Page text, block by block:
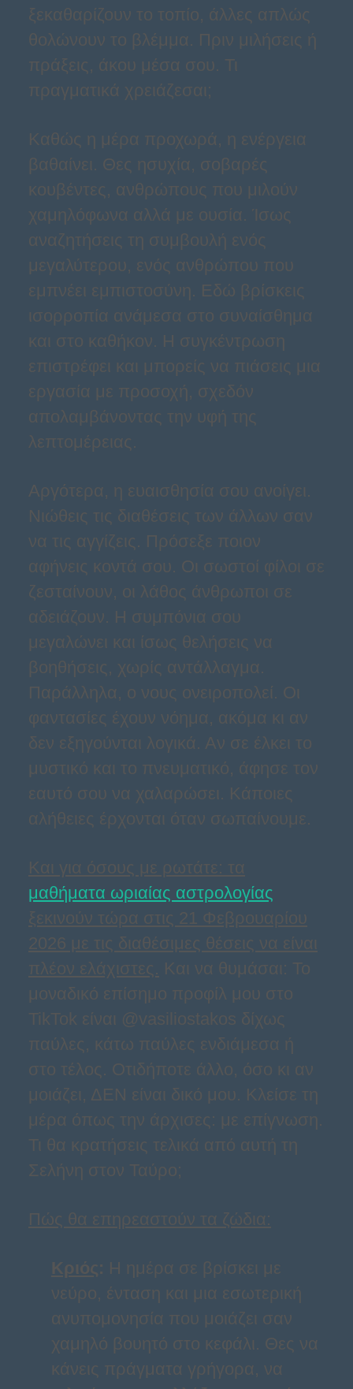
ξεκαθαρίζουν το τοπίο, άλλες απλώς
θολώνουν το βλέμμα. Πριν μιλήσεις ή
πράξεις, άκου μέσα σου. Τι
πραγματικά χρειάζεσαι;
Καθώς η μέρα προχωρά, η ενέργεια
βαθαίνει. Θες ησυχία, σοβαρές
κουβέντες, ανθρώπους που μιλούν
χαμηλόφωνα αλλά με ουσία. Ίσως
αναζητήσεις τη συμβουλή ενός
μεγαλύτερου, ενός ανθρώπου που
εμπνέει εμπιστοσύνη. Εδώ βρίσκεις
ισορροπία ανάμεσα στο συναίσθημα
και στο καθήκον. Η συγκέντρωση
επιστρέφει και μπορείς να πιάσεις μια
εργασία με προσοχή, σχεδόν
απολαμβάνοντας την υφή της
λεπτομέρειας.
Αργότερα, η ευαισθησία σου ανοίγει.
Νιώθεις τις διαθέσεις των άλλων σαν
να τις αγγίζεις. Πρόσεξε ποιον
αφήνεις κοντά σου. Οι σωστοί φίλοι σε
ζεσταίνουν, οι λάθος άνθρωποι σε
αδειάζουν. Η συμπόνια σου
μεγαλώνει και ίσως θελήσεις να
βοηθήσεις, χωρίς αντάλλαγμα.
Παράλληλα, ο νους ονειροπολεί. Οι
φαντασίες έχουν νόημα, ακόμα κι αν
δεν εξηγούνται λογικά. Αν σε έλκει το
μυστικό και το πνευματικό, άφησε τον
εαυτό σου να χαλαρώσει. Κάποιες
αλήθειες έρχονται όταν σωπαίνουμε.
Και για όσους με ρωτάτε: τα
μαθήματα ωριαίας αστρολογίας
ξεκινούν τώρα στις 21 Φεβρουαρίου
2026 με τις διαθέσιμες θέσεις να είναι
πλέον ελάχιστες. Και να θυμάσαι: Το
μοναδικό επίσημο προφίλ μου στο
TikTok είναι @vasiliostakos δίχως
παύλες, κάτω παύλες ενδιάμεσα ή
στο τέλος. Οτιδήποτε άλλο, όσο κι αν
μοιάζει, ΔΕΝ είναι δικό μου. Κλείσε τη
μέρα όπως την άρχισες: με επίγνωση.
Τι θα κρατήσεις τελικά από αυτή τη
Σελήνη στον Ταύρο;
Πώς θα επηρεαστούν τα ζώδια:
Κριός: Η ημέρα σε βρίσκει με
νεύρο, ένταση και μια εσωτερική
ανυπομονησία που μοιάζει σαν
χαμηλό βουητό στο κεφάλι. Θες να
κάνεις πράγματα γρήγορα, να